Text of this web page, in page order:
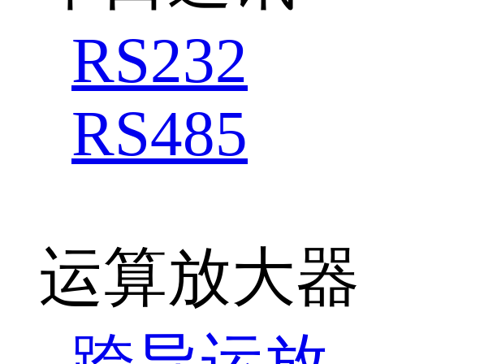
RS232
RS485
运算放大器